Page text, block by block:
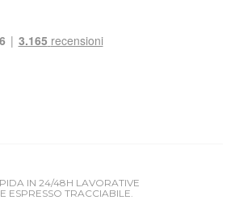
IN 24/48H LAVORATIVE
ESPRESSO TRACCIABILE.